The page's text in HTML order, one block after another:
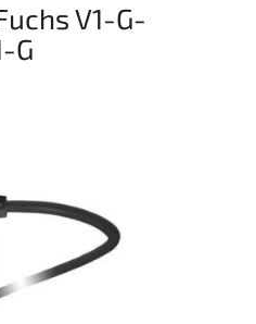
V1-G-
G